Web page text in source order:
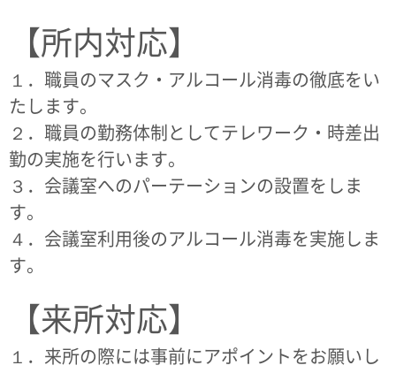
【所内対応】
１．職員のマスク・アルコール消毒の徹底をい
たします。
２．職員の勤務体制としてテレワーク・時差出
勤の実施を行います。
３．会議室へのパーテーションの設置をしま
す。
４．会議室利用後のアルコール消毒を実施しま
す。
【来所対応】
１．来所の際には事前にアポイントをお願いし